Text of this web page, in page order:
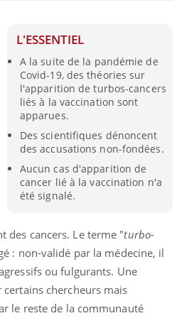
L'ESSENTIEL
A la suite de la pandémie de
Covid-19, des théories sur
l'apparition de turbos-cancers
liés à la vaccination sont
apparues.
Des scientifiques dénoncent
des accusations non-fondées.
Aucun cas d'apparition de
cancer lié à la vaccination n'a
été signalé.
des cancers. Le terme "turbo-
: non-validé par la médecine, il
ou fulgurants. Une
chercheurs mais
le reste de la communauté